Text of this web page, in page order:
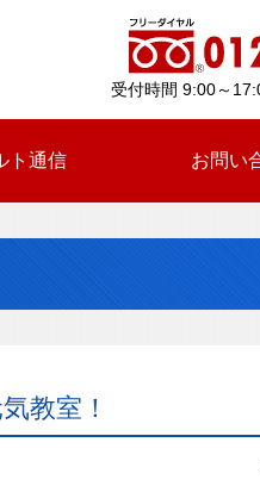
受付時間 9:00～
ト通信 お問い
教室！